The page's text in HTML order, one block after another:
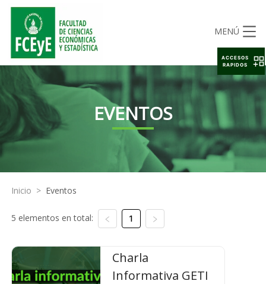
MENÚ
EVENTOS
Inicio > Eventos
5 elementos en total: 1
Charla
Informativa GETI
ACCESOS
RAPIDOS